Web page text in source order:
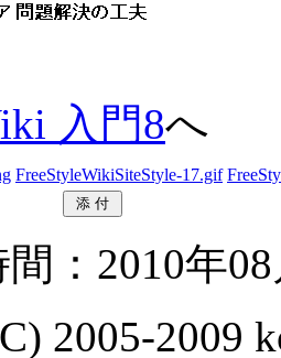
入門8へ
FreeStyleWikiSiteStyle-17.gif
：2010年
2005-2009